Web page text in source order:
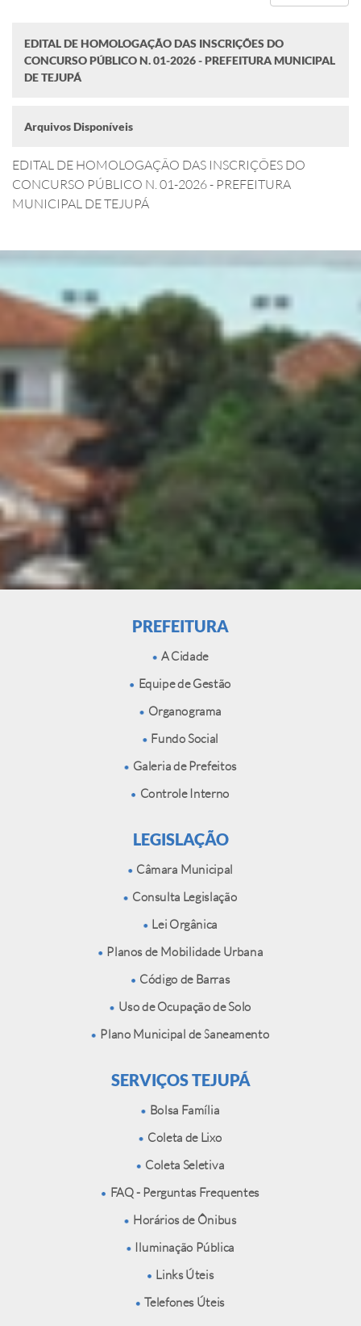
EDITAL DE HOMOLOGAÇÃO DAS INSCRIÇÕES DO
CONCURSO PÚBLICO N. 01-2026 - PREFEITURA MUNICIPAL
DE TEJUPÁ
Arquivos Disponíveis
EDITAL DE HOMOLOGAÇÃO DAS INSCRIÇÕES DO
CONCURSO PÚBLICO N. 01-2026 - PREFEITURA
MUNICIPAL DE TEJUPÁ
PREFEITURA
A Cidade
Equipe de Gestão
Organograma
Fundo Social
Galeria de Prefeitos
Controle Interno
LEGISLAÇÃO
Câmara Municipal
Consulta Legislação
Lei Orgânica
Planos de Mobilidade Urbana
Código de Barras
Uso de Ocupação de Solo
Plano Municipal de Saneamento
SERVIÇOS TEJUPÁ
Bolsa Família
Coleta de Lixo
Coleta Seletiva
FAQ - Perguntas Frequentes
Horários de Ônibus
Iluminação Pública
Links Úteis
Telefones Úteis